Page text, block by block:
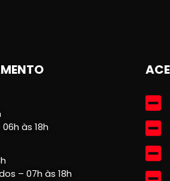
às 18h
– 07h às 18h